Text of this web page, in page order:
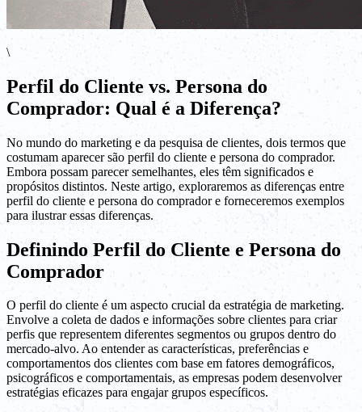
\
Perfil do Cliente vs. Persona do
Comprador: Qual é a Diferença?
No mundo do marketing e da pesquisa de clientes, dois termos que
costumam aparecer são perfil do cliente e persona do comprador.
Embora possam parecer semelhantes, eles têm significados e
propósitos distintos. Neste artigo, exploraremos as diferenças entre
perfil do cliente e persona do comprador e forneceremos exemplos
para ilustrar essas diferenças.
Definindo Perfil do Cliente e Persona do
Comprador
O perfil do cliente é um aspecto crucial da estratégia de marketing.
Envolve a coleta de dados e informações sobre clientes para criar
perfis que representem diferentes segmentos ou grupos dentro do
mercado-alvo. Ao entender as características, preferências e
comportamentos dos clientes com base em fatores demográficos,
psicográficos e comportamentais, as empresas podem desenvolver
estratégias eficazes para engajar grupos específicos.